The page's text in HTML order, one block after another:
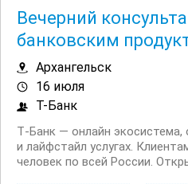
Вечерний
банковским
Архангельск
16 июля
Т-Банк
Т‑Банк — онлайн
и лайфстайл услугах.
человек по всей России.